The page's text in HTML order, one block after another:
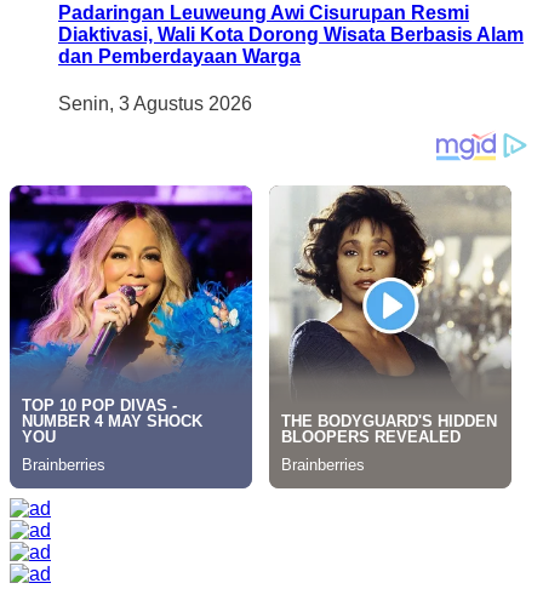
Padaringan Leuweung Awi Cisurupan Resmi
Diaktivasi, Wali Kota Dorong Wisata Berbasis Alam
dan Pemberdayaan Warga
Senin, 3 Agustus 2026